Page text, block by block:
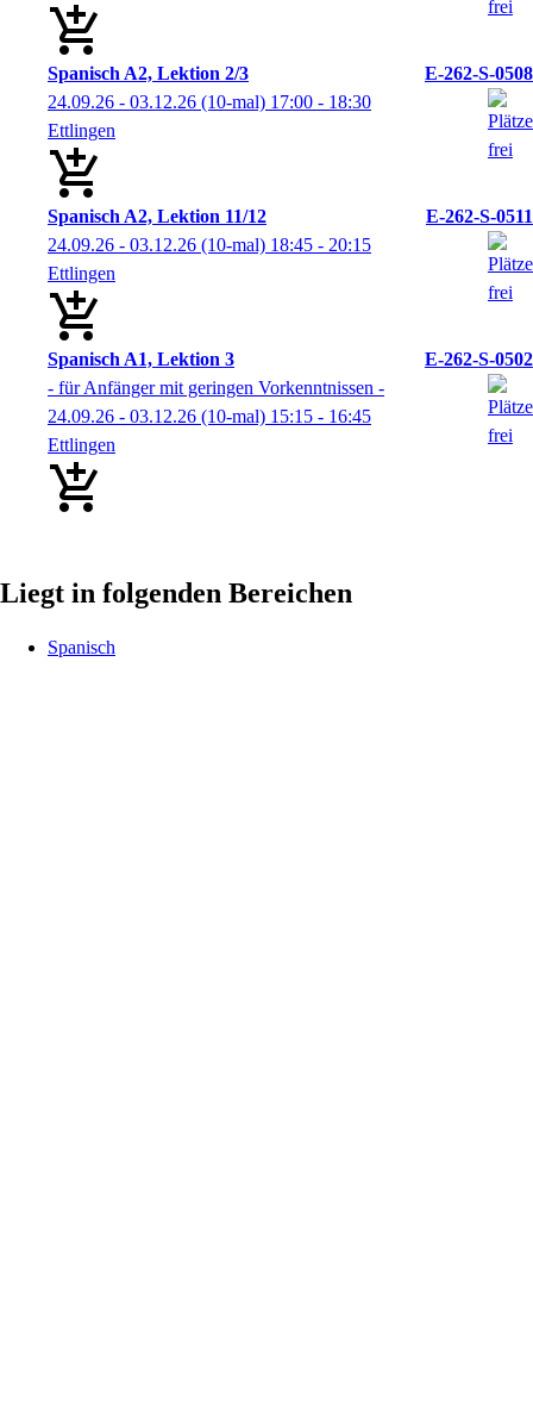
Spanisch A2, Lektion 2/3
E-262-S-0508
24.09.26 - 03.12.26 (10-mal) 17:00 - 18:30
Ettlingen
Spanisch A2, Lektion 11/12
E-262-S-0511
24.09.26 - 03.12.26 (10-mal) 18:45 - 20:15
Ettlingen
Spanisch A1, Lektion 3
E-262-S-0502
- für Anfänger mit geringen Vorkenntnissen -
24.09.26 - 03.12.26 (10-mal) 15:15 - 16:45
Ettlingen
Liegt in folgenden Bereichen
Spanisch